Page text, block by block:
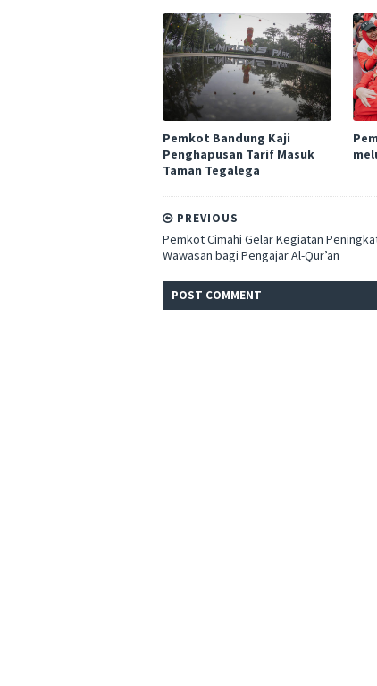
Pemkot Bandung Kaji
Penghapusan Tarif Masuk
Taman Tegalega
PREVIOUS
Pemkot Cimahi Gelar Kegiatan
Wawasan bagi Pengajar Al-Qur’an
POST COMMENT